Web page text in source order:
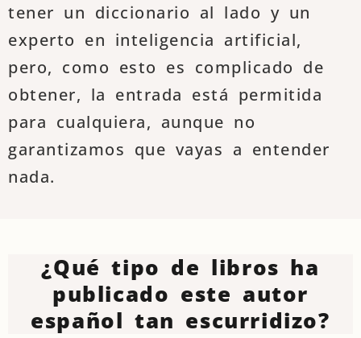
tener un diccionario al lado y un
experto en inteligencia artificial,
pero, como esto es complicado de
obtener, la entrada está permitida
para cualquiera, aunque no
garantizamos que vayas a entender
nada.
¿Qué tipo de libros ha
publicado este autor
español tan escurridizo?